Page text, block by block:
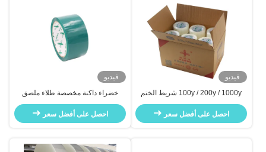
فيديو
100y / 200y / 1000y شريط الختم
المخصص للعبوة اللاصقة
احصل على أفضل سعر
فيديو
خضراء داكنة مخصصة طلاء ملصق
كرتون مصنع شريط الختم مخصصة
احصل على أفضل سعر